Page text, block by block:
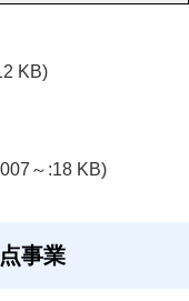
KB)
～:18 KB)
事業